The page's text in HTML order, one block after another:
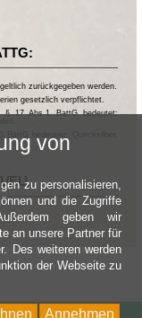
zurückgegeben werden.
gesetzlich verpflichtet.
§ 17 Abs.1 BattG bedeutet:
bedeuten: Quecksilber,
EU
von
zu personalisieren,
und die Zugriffe
geben wir
an unsere Partner für
Des weiteren werden
der Webseite zu
Annehmen